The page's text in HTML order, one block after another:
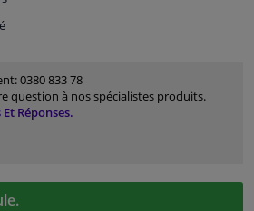
0380 833 78
question à nos spécialistes produits.
Réponses.